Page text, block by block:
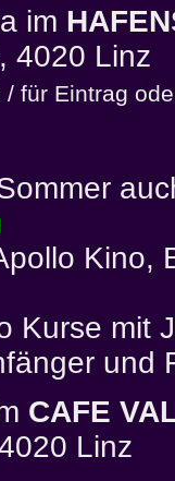
im
4020 Linz
für Eintrag
Kino,
Kurse mit
und
CAFE
Linz